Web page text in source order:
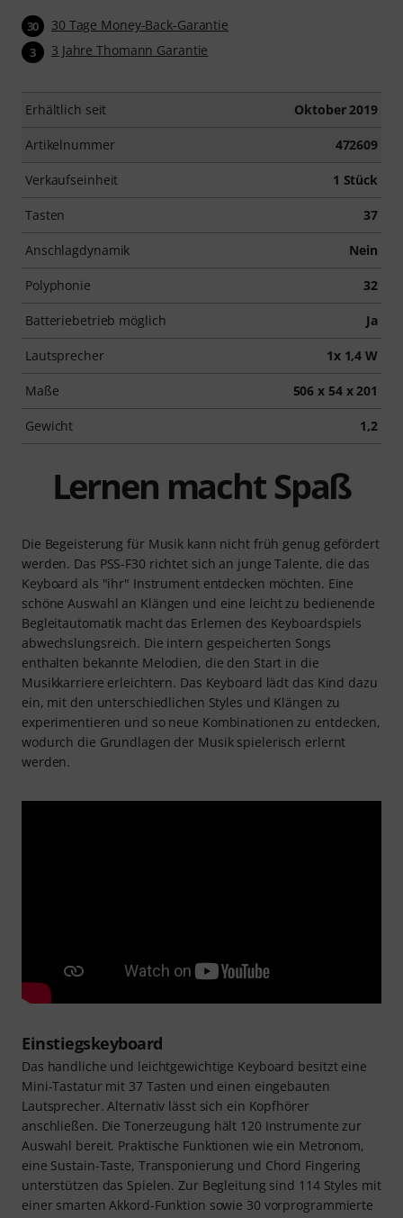
30 30 Tage Money-Back-Garantie
3 3 Jahre Thomann Garantie
Erhältlich seit Oktober 2019
Artikelnummer 472609
Verkaufseinheit 1 Stück
Tasten 37
Anschlagdynamik Nein
Polyphonie 32
Batteriebetrieb möglich Ja
Lautsprecher 1x 1,4 W
Maße 506 x 54 x 201
Gewicht 1,2
Lernen macht Spaß
Die Begeisterung für Musik kann nicht früh genug gefördert
werden. Das PSS-F30 richtet sich an junge Talente, die das
Keyboard als "ihr" Instrument entdecken möchten. Eine
schöne Auswahl an Klängen und eine leicht zu bedienende
Begleitautomatik macht das Erlernen des Keyboardspiels
abwechslungsreich. Die intern gespeicherten Songs
enthalten bekannte Melodien, die den Start in die
Musikkarriere erleichtern. Das Keyboard lädt das Kind dazu
ein, mit den unterschiedlichen Styles und Klängen zu
experimentieren und so neue Kombinationen zu entdecken,
wodurch die Grundlagen der Musik spielerisch erlernt
werden.
Einstiegskeyboard
Das handliche und leichtgewichtige Keyboard besitzt eine
Mini-Tastatur mit 37 Tasten und einen eingebauten
Lautsprecher. Alternativ lässt sich ein Kopfhörer
anschließen. Die Tonerzeugung hält 120 Instrumente zur
Auswahl bereit. Praktische Funktionen wie ein Metronom,
eine Sustain-Taste, Transponierung und Chord Fingering
unterstützen das Spielen. Zur Begleitung sind 114 Styles mit
einer smarten Akkord-Funktion sowie 30 vorprogrammierte